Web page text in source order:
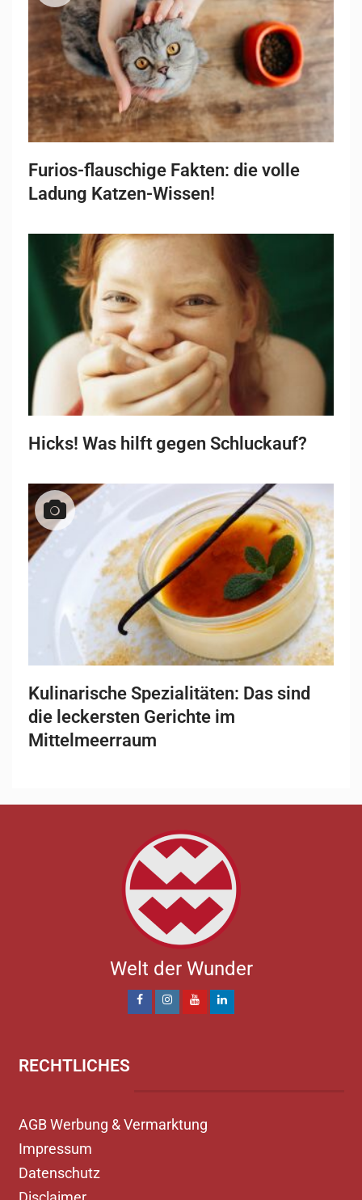
Furios-flauschige Fakten: die volle
Ladung Katzen-Wissen!
Hicks! Was hilft gegen Schluckauf?
Kulinarische Spezialitäten: Das sind
die leckersten Gerichte im
Mittelmeerraum
Welt der Wunder
RECHTLICHES
AGB Werbung & Vermarktung
Impressum
Datenschutz